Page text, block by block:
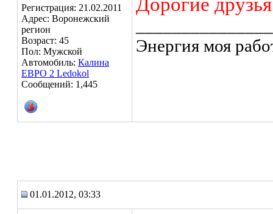
Регистрация: 21.02.2011
Адрес: Воронежский
регион
Возраст: 45
Пол: Мужской
Автомобиль: Калина
ЕВРО 2 Ledokol
Сообщений: 1,445
Энергия моя
01.01.2012, 03:33